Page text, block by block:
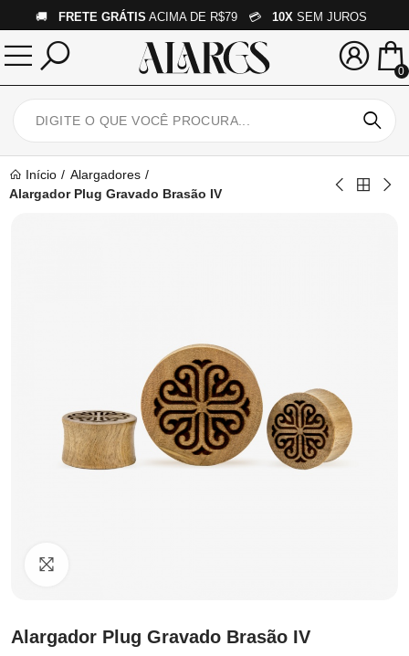
🚚 FRETE GRÁTIS ACIMA DE R$79 💳 10X SEM JUROS
0
Início
Alargadores
Alargador Plug Gravado Brasão IV
Alargador Plug Gravado Brasão IV